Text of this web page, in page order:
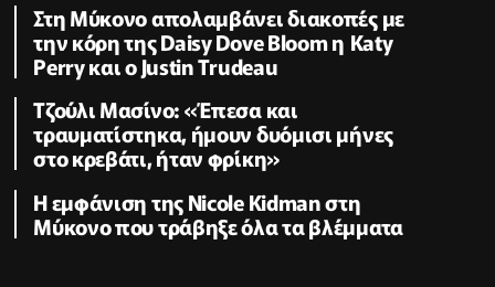
Στη Μύκονο απολαμβάνει διακοπές με
την κόρη της Daisy Dove Bloom η Κaty
Perry και ο Justin Trudeau
Τζούλι Μασίνο: «Έπεσα και
τραυματίστηκα, ήμουν δυόμισι μήνες
στο κρεβάτι, ήταν φρίκη»
Η εμφάνιση της Nicole Kidman στη
Μύκονο που τράβηξε όλα τα βλέμματα